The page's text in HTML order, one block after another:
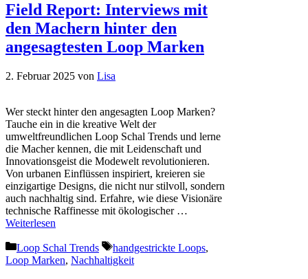
Field Report: Interviews mit
den Machern hinter den
angesagtesten Loop Marken
2. Februar 2025 von Lisa
Wer steckt hinter den angesagten Loop Marken?
Tauche ein in die kreative Welt der
umweltfreundlichen Loop Schal Trends und lerne
die Macher kennen, die mit Leidenschaft und
Innovationsgeist die Modewelt revolutionieren.
Von urbanen Einflüssen inspiriert, kreieren sie
einzigartige Designs, die nicht nur stilvoll, sondern
auch nachhaltig sind. Erfahre, wie diese Visionäre
technische Raffinesse mit ökologischer …
Weiterlesen
Kategorien
Loop Schal Trends Schlagwörter
handgestrickte Loops,
Loop Marken, Nachhaltigkeit